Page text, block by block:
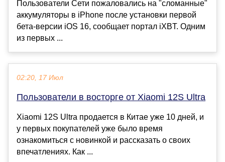
Пользователи Сети пожаловались на "сломанные"
аккумуляторы в iPhone после установки первой
бета-версии iOS 16, сообщает портал iXBT. Одним
из первых ...
02:20, 17 Июл
Пользователи в восторге от Xiaomi 12S Ultra
Xiaomi 12S Ultra продается в Китае уже 10 дней, и
у первых покупателей уже было время
ознакомиться с новинкой и рассказать о своих
впечатлениях. Как ...